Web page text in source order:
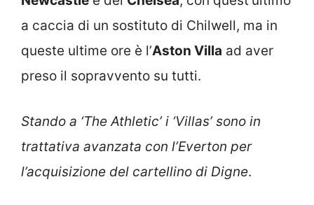
a caccia di un sostituto di Chilwell, ma in
queste ultime ore è l’Aston Villa ad aver
preso il sopravvento su tutti.
Stando a ‘The Athletic’ i ‘Villas’ sono in
trattativa avanzata con l’Everton per
l’acquisizione del cartellino di Digne.